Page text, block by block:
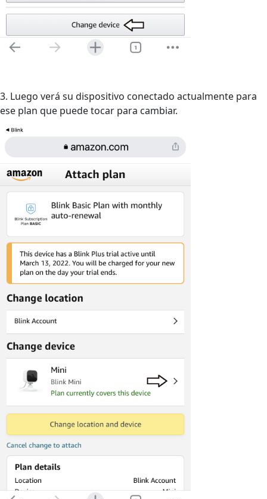
3. Luego verá su dispositivo conectado actualmente para
ese plan que puede tocar para cambiar.